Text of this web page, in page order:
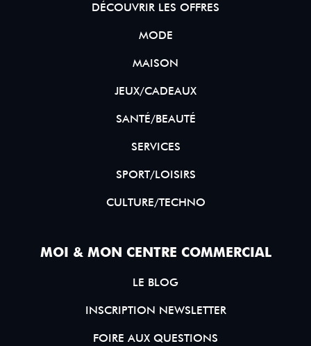
DÉCOUVRIR LES OFFRES
MODE
MAISON
JEUX/CADEAUX
SANTÉ/BEAUTÉ
SERVICES
SPORT/LOISIRS
CULTURE/TECHNO
MOI & MON CENTRE COMMERCIAL
LE BLOG
INSCRIPTION NEWSLETTER
FOIRE AUX QUESTIONS